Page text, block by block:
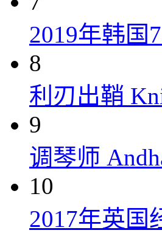
2019年韩国
8
利刃出鞘
9
调琴师
10
2017年英国